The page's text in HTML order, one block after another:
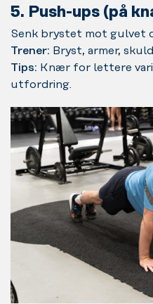
5. Push-ups (på
Senk brystet mot gulvet
Trener: Bryst, armer,
Tips: Knær for lettere
utfordring.